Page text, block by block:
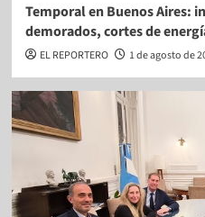
Temporal en Buenos Aires:
demorados, cortes de
EL REPORTERO 1 de agosto de